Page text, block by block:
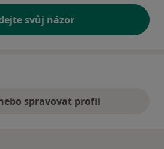
svůj názor
spravovat profil